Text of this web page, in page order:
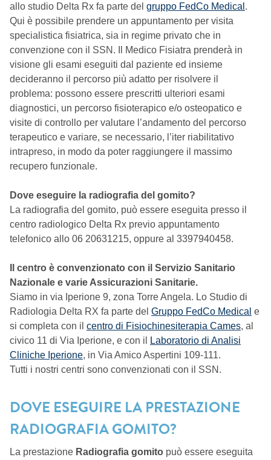
allo studio Delta Rx fa parte del gruppo FedCo Medical .
Qui è possibile prendere un appuntamento per visita
specialistica fisiatrica, sia in regime privato che in
convenzione con il SSN. Il Medico Fisiatra prenderà in
visione gli esami eseguiti dal paziente ed insieme
decideranno il percorso più adatto per risolvere il
problema: possono essere prescritti ulteriori esami
diagnostici, un percorso fisioterapico e/o osteopatico e
visite di controllo per valutare l’andamento del percorso
terapeutico e variare, se necessario, l’iter riabilitativo
intrapreso, in modo da poter raggiungere il massimo
recupero funzionale.
Dove eseguire la radiografia del gomito?
La radiografia del gomito, può essere eseguita presso il
centro radiologico Delta Rx previo appuntamento
telefonico allo 06 20631215, oppure al 3397940458.
Il centro è convenzionato con il Servizio Sanitario
Nazionale e varie Assicurazioni Sanitarie.
Siamo in via Iperione 9, zona Torre Angela. Lo Studio di
Radiologia Delta RX fa parte del Gruppo FedCo Medical e
si completa con il centro di Fisiochinesiterapia Cames, al
civico 11 di Via Iperione, e con il
Laboratorio di Analisi
Cliniche Iperione, in Via Amico Aspertini 109-111.
Tutti i nostri centri sono convenzionati con il SSN.
DOVE ESEGUIRE LA PRESTAZIONE
RADIOGRAFIA GOMITO?
La prestazione Radiografia gomito può essere eseguita